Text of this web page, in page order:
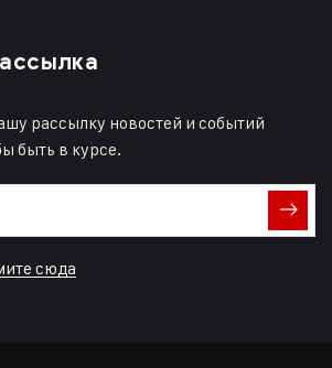
рассылку новостей и событий
быть в курсе.
сюда